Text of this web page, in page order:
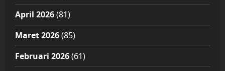
April 2026(81)
Maret 2026(85)
Februari 2026(61)